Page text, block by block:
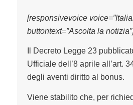
[responsivevoice
buttontext=”Ascolta la
Il Decreto Legge 23
Ufficiale dell’8 aprile all’art.
degli aventi diritto al bonus.
Viene stabilito che, per